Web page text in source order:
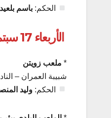
الحكم:باسم بلعيد
الأربعاء 17 سبتمبر 2025
* ملعب زويتن
شبيبة العمران –
الحكم:وليد